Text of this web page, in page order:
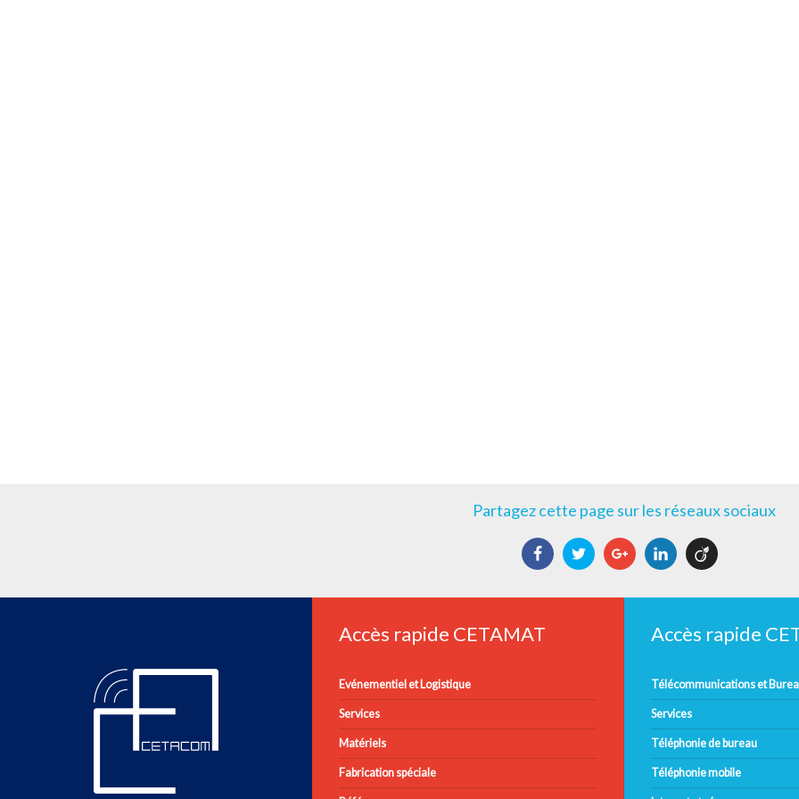
Partagez cette page sur les réseaux sociaux
FacebookTwitter Google+LinkedIn
Accès rapide CETAMAT
Evénementiel et Logistique
Services
Matériels
Fabrication spéciale
Accès rapide
Télécommunications et
Services
Téléphonie de bureau
Téléphonie mobile